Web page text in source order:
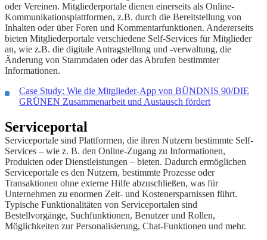
oder Vereinen. Mitgliederportale dienen einerseits als Online-
Kommunikationsplattformen, z.B. durch die Bereitstellung von
Inhalten oder über Foren und Kommentarfunktionen. Andererseits
bieten Mitgliederportale verschiedene Self-Services für Mitglieder
an, wie z.B. die digitale Antragstellung und -verwaltung, die
Änderung von Stammdaten oder das Abrufen bestimmter
Informationen.
Case Study: Wie die Mitglieder-App von BÜNDNIS 90/DIE
GRÜNEN Zusammenarbeit und Austausch fördert
Serviceportal
Serviceportale sind Plattformen, die ihren Nutzern bestimmte Self-
Services – wie z. B. den Online-Zugang zu Informationen,
Produkten oder Dienstleistungen – bieten. Dadurch ermöglichen
Serviceportale es den Nutzern, bestimmte Prozesse oder
Transaktionen ohne externe Hilfe abzuschließen, was für
Unternehmen zu enormen Zeit- und Kostenersparnissen führt.
Typische Funktionalitäten von Serviceportalen sind
Bestellvorgänge, Suchfunktionen, Benutzer und Rollen,
Möglichkeiten zur Personalisierung, Chat-Funktionen und mehr.